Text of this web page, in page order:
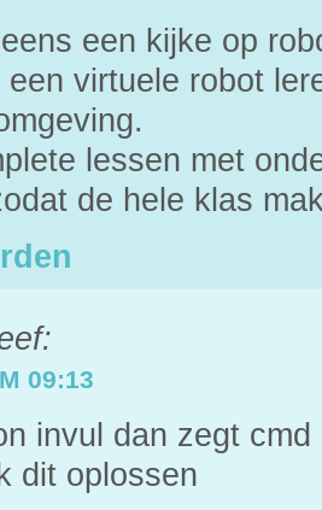
een kijke op
virtuele robot
lessen met
de hele klas
09:13
invul dan zegt cmd
dit oplossen